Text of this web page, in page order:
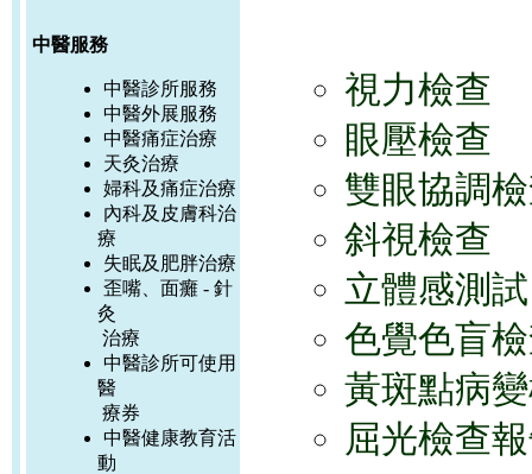
中醫服務
中醫診所服務
中醫外展服務
中醫痛症治療
天灸治療
婦科及痛症治療
內科及皮膚科治
療
失眠及肥胖治療
歪嘴、面癱 - 針
灸
治療
中醫診所可使用
醫
療券
中醫健康教育活
動
視力檢查
眼壓檢查
雙眼協調
斜視檢查
立體感測試
色覺色盲
黃斑點病
屈光檢查